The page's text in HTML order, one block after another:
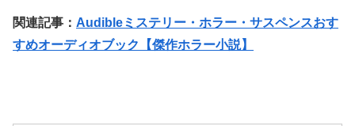
関連記事： Audibleミステリー・ホラー・サスペンスおす
すめオーディオブック【傑作ホラー小説】